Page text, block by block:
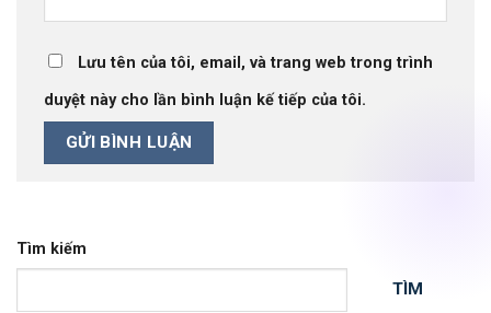
Lưu tên của tôi, email, và trang web trong trình
duyệt này cho lần bình luận kế tiếp của tôi.
Tìm kiếm
TÌM